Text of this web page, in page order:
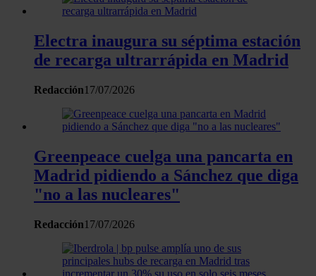
recopilado a partir del uso que haya hecho de sus servicios.
Electra inaugura su séptima estación
de recarga ultrarrápida en Madrid
Redacción17/07/2026
Greenpeace cuelga una pancarta en
Madrid pidiendo a Sánchez que diga
"no a las nucleares"
Redacción17/07/2026